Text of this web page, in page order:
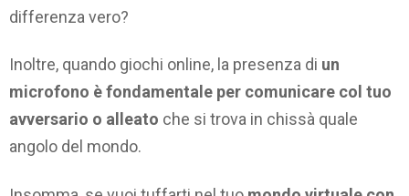
differenza vero?
Inoltre, quando giochi online, la presenza di un
microfono è fondamentale per comunicare col tuo
avversario o alleato che si trova in chissà quale
angolo del mondo.